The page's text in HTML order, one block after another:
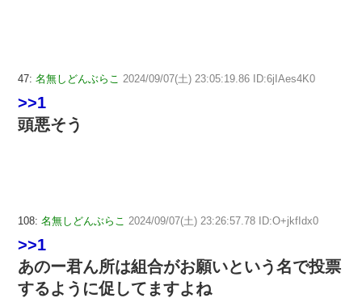
47: 名無しどんぶらこ 2024/09/07(土) 23:05:19.86 ID:6jIAes4K0
>>1
頭悪そう
108: 名無しどんぶらこ 2024/09/07(土) 23:26:57.78 ID:O+jkfIdx0
>>1
あのー君ん所は組合がお願いという名で投票
するように促してますよね